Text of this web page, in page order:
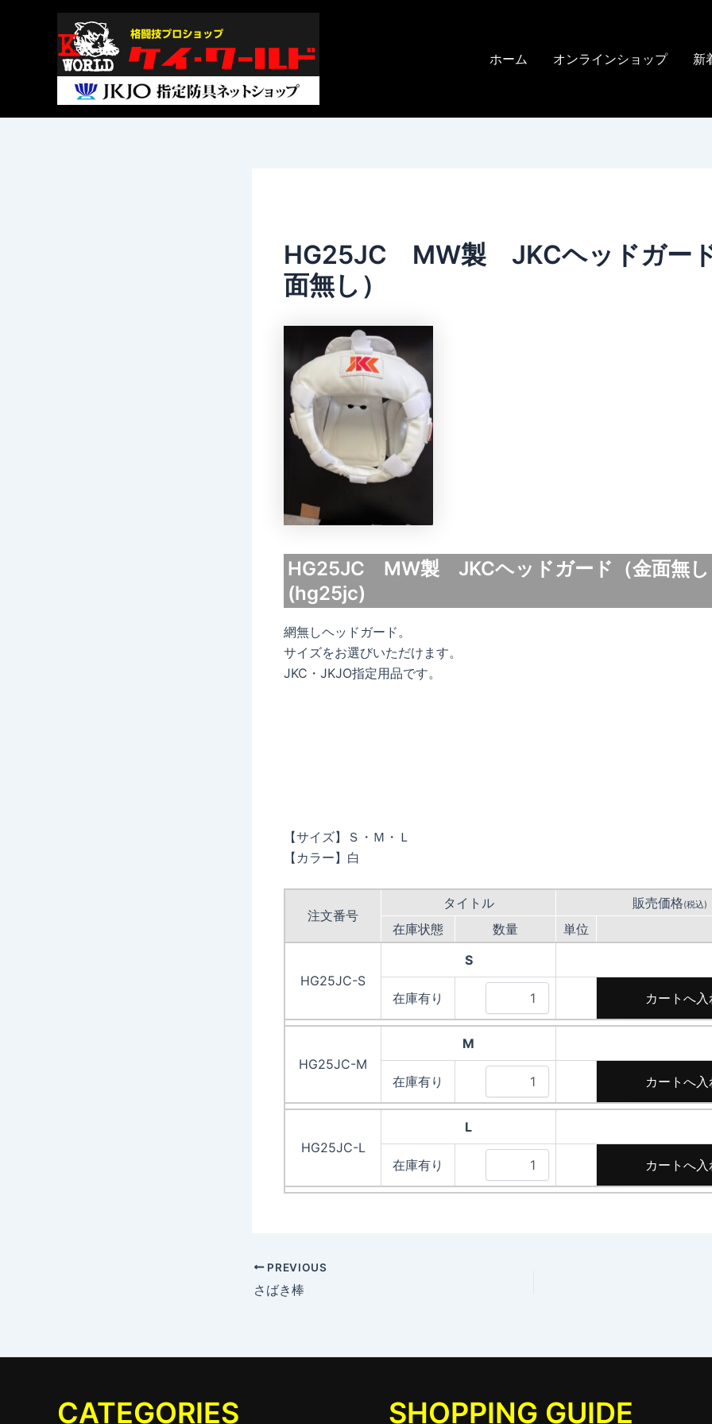
ホーム オンラインショップ 新
HG25JC MW製 JKCヘッドガー
面無し）
HG25JC MW製 JKCヘッドガード（金面無
(hg25jc)
網無しヘッドガード。
サイズをお選びいただけます。
JKC・JKJO指定用品です。
【サイズ】Ｓ・Ｍ・Ｌ
【カラー】白
注文番号
タイトル 販売価格(税込)
在庫状態 数量 単位
HG25JC-S
S
在庫有り
HG25JC-M
M
在庫有り
HG25JC-L
L
在庫有り
Post
PREVIOUS
さばき棒
CATEGORIES SHOPPING GUIDE